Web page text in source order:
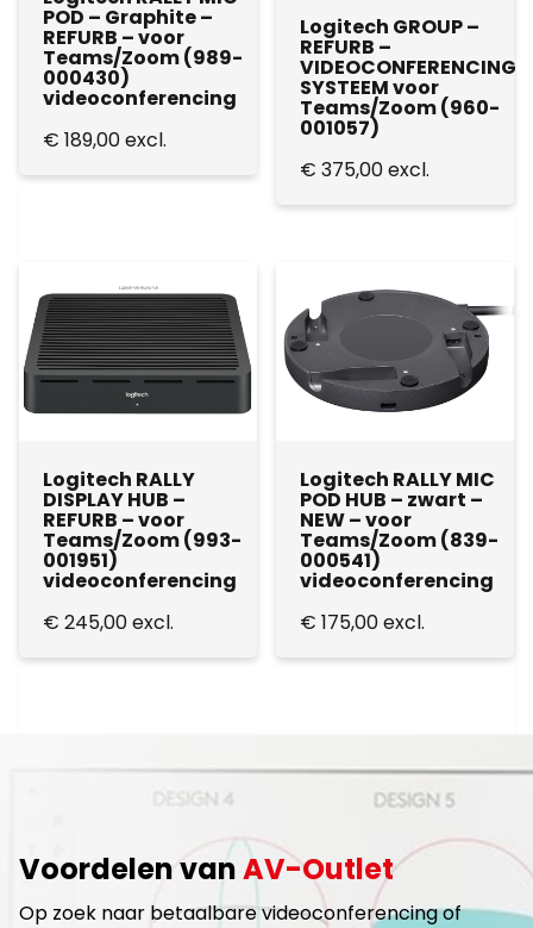
POD – Graphite –
REFURB – voor
Teams/Zoom (989-
000430)
videoconferencing
€ 189,00excl.
Logitech GROUP –
REFURB –
VIDEOCONFERENCING
SYSTEEM voor
Teams/Zoom (960-
001057)
€ 375,00excl.
Logitech RALLY
DISPLAY HUB –
REFURB – voor
Teams/Zoom (993-
001951)
videoconferencing
€ 245,00excl.
Logitech RALLY MIC
POD HUB – zwart –
NEW – voor
Teams/Zoom (839-
000541)
videoconferencing
€ 175,00excl.
Voordelen vanAV-Outlet
Op zoek naar betaalbare videoconferencing of